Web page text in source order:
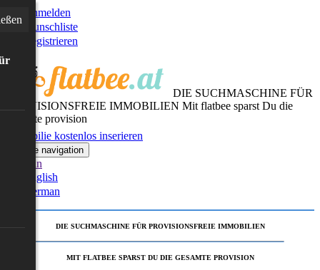
Anmelden
Wunschliste
Registrieren
DIE SUCHMASCHINE FÜR
PROVISIONSFREIE IMMOBILIEN Mit flatbee sparst Du die
gesamte provision
Immobilie kostenlos inserieren
Toggle navigation
German
English
German
DIE SUCHMASCHINE FÜR PROVISIONSFREIE IMMOBILIEN
MIT FLATBEE SPARST DU DIE GESAMTE PROVISION